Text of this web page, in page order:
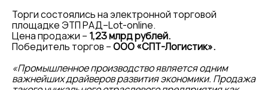
Торги состоялись на электронной торговой
площадке ЭТП РАД–Lot-online.
Цена продажи – 1,23 млрд рублей.
Победитель торгов –ООО «СПТ-Логистик».
«Промышленное производство является одним
важнейших драйверов развития экономики. Продажа